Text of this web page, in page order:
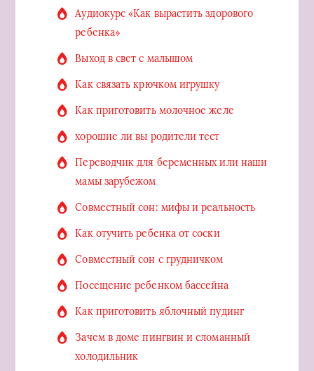
Аудиокурс «Как вырастить здорового
ребенка»
Выход в свет с малышом
Как связать крючком игрушку
Как приготовить молочное желе
хорошие ли вы родители тест
Переводчик для беременных или наши
мамы зарубежом
Совместный сон: мифы и реальность
Как отучить ребенка от соски
Совместный сон с грудничком
Посещение ребенком бассейна
Как приготовить яблочный пудинг
Зачем в доме пингвин и сломанный
холодильник